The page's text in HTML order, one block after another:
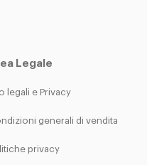
Legale
legali e Privacy
generali di vendita
privacy